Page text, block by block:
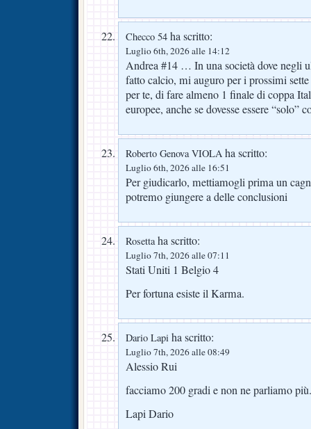
Checco 54 ha scritto:
Luglio 6th, 2026 alle 14:12
Andrea #14 … In una società dove negli
fatto calcio, mi auguro per i prossimi
per te, di fare almeno 1 finale di coppa
europee, anche se dovesse essere “solo”
Roberto Genova VIOLA ha scritto:
Luglio 6th, 2026 alle 16:51
Per giudicarlo, mettiamogli prima un
potremo giungere a delle conclusioni
Rosettaha scritto:
Luglio 7th, 2026 alle 07:11
Stati Uniti 1 Belgio 4
Per fortuna esiste il Karma.
Dario Lapi ha scritto:
Luglio 7th, 2026 alle 08:49
Alessio Rui
facciamo 200 gradi e non ne parliamo
Lapi Dario